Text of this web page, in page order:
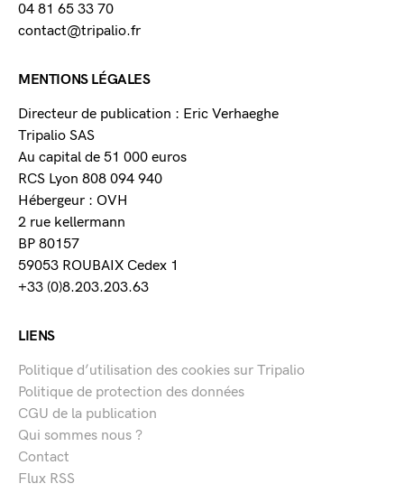
04 81 65 33 70
contact@tripalio.fr
MENTIONS LÉGALES
Directeur de publication : Eric Verhaeghe
Tripalio SAS
Au capital de 51 000 euros
RCS Lyon 808 094 940
Hébergeur : OVH
2 rue kellermann
BP 80157
59053 ROUBAIX Cedex 1
+33 (0)8.203.203.63
LIENS
Politique d’utilisation des cookies sur Tripalio
Politique de protection des données
CGU de la publication
Qui sommes nous ?
Contact
Flux RSS